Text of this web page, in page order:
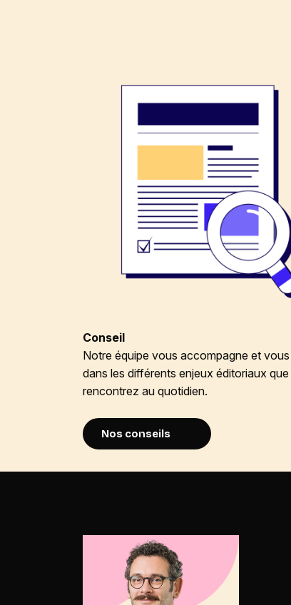
Conseil
Notre équipe vous accompagne et
dans les différents enjeux éditoriaux
rencontrez au quotidien.
Nos conseils